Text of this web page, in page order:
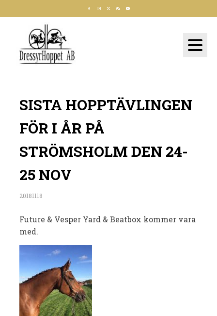
SISTA HOPPTÄVLINGEN
FÖR I ÅR PÅ
STRÖMSHOLM DEN 24-
25 NOV
20181118
Future & Vesper Yard & Beatbox kommer vara
med.